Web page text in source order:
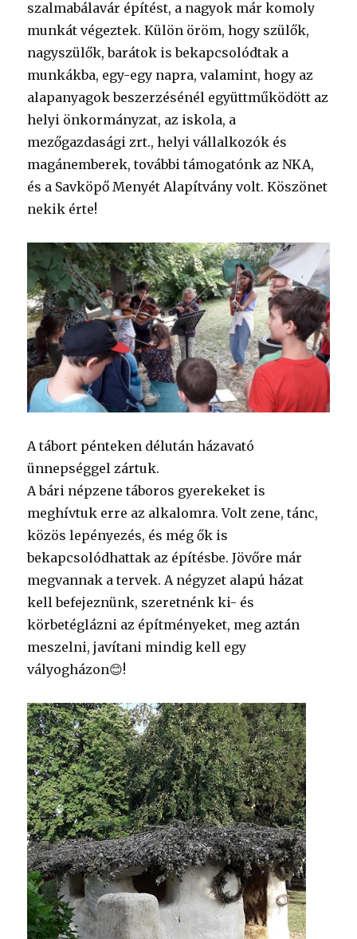
szalmabálavár építést, a nagyok már komoly
munkát végeztek. Külön öröm, hogy szülők,
nagyszülők, barátok is bekapcsolódtak a
munkákba, egy-egy napra, valamint, hogy az
alapanyagok beszerzésénél együttműködött az
helyi önkormányzat, az iskola, a
mezőgazdasági zrt., helyi vállalkozók és
magánemberek, további támogatónk az NKA,
és a Savköpő Menyét Alapítvány volt. Köszönet
nekik érte!
A tábort pénteken délután házavató
ünnepséggel zártuk.
A bári népzene táboros gyerekeket is
meghívtuk erre az alkalomra. Volt zene, tánc,
közös lepényezés, és még ők is
bekapcsolódhattak az építésbe. Jövőre már
megvannak a tervek. A négyzet alapú házat
kell befejeznünk, szeretnénk ki- és
körbetéglázni az építményeket, meg aztán
meszelni, javítani mindig kell egy
vályogházon😊!